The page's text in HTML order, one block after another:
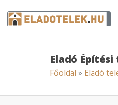
Eladó
Főoldal » Eladó